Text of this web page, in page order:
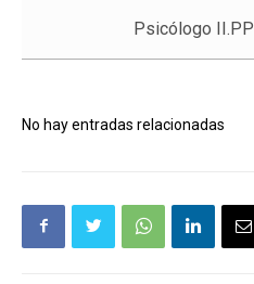
Psicólogo II.PP
No hay entradas relacionadas